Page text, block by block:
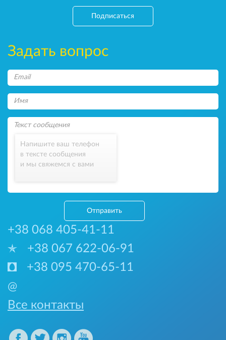
Подписаться
Задать вопрос
Напишите ваш телефон
в тексте сообщения
и мы свяжемся с вами
Отправить
+38 068 405-41-11
+38 067 622-06-91
+38 095 470-65-11
@
Все контакты